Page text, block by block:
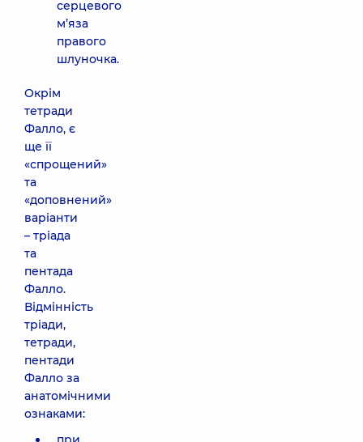
серцевого
м’яза
правого
шлуночка.
Окрім
тетради
Фалло, є
ще її
«спрощений»
та
«доповнений»
варіанти
– тріада
та
пентада
Фалло.
Відмінність
тріади,
тетради,
пентади
Фалло за
анатомічними
ознаками: